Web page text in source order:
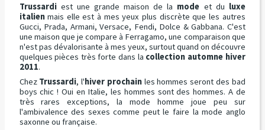
Trussardiest une grande maison de la mode et du luxe
italienmais elle est à mes yeux plus discrète que les autres
Gucci, Prada, Armani, Versace, Fendi, Dolce & Gabbana. C'est
une maison que je compare à Ferragamo, une comparaison que
n'est pas dévalorisante à mes yeux, surtout quand on découvre
quelques pièces très forte dans la collection automne hiver
2011.
Chez Trussardi, l'hiver prochainles hommes seront des bad
boys chic ! Oui en Italie, les hommes sont des hommes. A de
très rares exceptions, la mode homme joue peu sur
l'ambivalence des sexes comme peut le faire la mode anglo
saxonne ou française.